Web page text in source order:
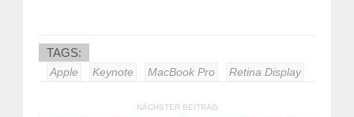
TAGS:
Apple Keynote MacBook Pro Retina Display
NÄCHSTER BEITRAG